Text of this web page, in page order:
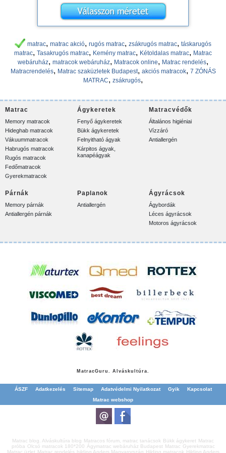
matrac, matrac akció, rugós matrac, zsákrugós matrac, táskarugós
matrac, Tasakrugós matrac, Kemény matrac, Kétoldalas matrac, Matrac
webáruház, matracok webáruház, Matracok online, Matrac rendelés,
Matracrendelés, Matrac szaküzletek Budapest, akciós matracok, 7 ZÓNÁS
MATRAC, zsákrugós,
Matrac
Memory matracok
Hideghab matracok
Vákuummatracok
Habrugós matracok
Rugós matracok
Fedőmatracok
Gyerekmatracok
Ágykeretek
Fenyő ágykeretek
Bükk ágykeretek
Felnyitható ágyak
Kárpitos ágyak,
kanapéágyak
Matracvédők
Általános higiéniai
Vízzáró
Antiallergén
Párnák
Memory párnák
Antiallergén párnák
Paplanok
Antiallergén
Ágyrácsok
Ágybordák
Léces ágyrácsok
Motoros ágyrácsok
MatracGuru. Alváskultúra.
ÁSZF Adatkezelés Sitemap Adatvédelmi Nyilatkozat Gyik
Kapcsolat
Matrac webshop
Matrac blog. Alváskultúra blog Matracos fórum, matrac tanácsok Bükk ágykeret Matrac
próba Olcsó matracok 180*200 Ágymatrac webáruház Budapest Matrac Gyerekmatrac
Matrac üzlet Matrac rendelés hilding Anders Magyarország Hilding matracok Hilding Anders